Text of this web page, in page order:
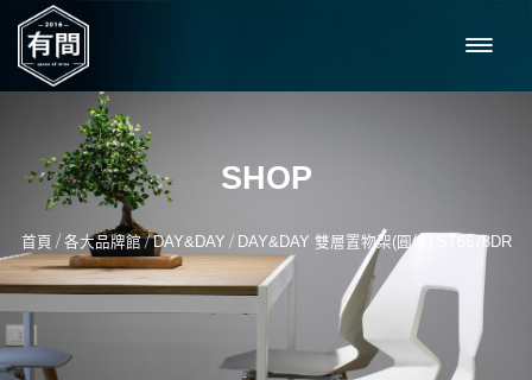
SHOP
首頁 / 各大品牌館/DAY&DAY / DAY&DAY 雙層置物架(圓條) ST6678DR